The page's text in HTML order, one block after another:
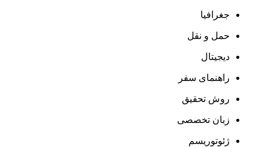
جغرافیا
حمل و نقل
دیجیتال
راهنمای سفر
روش تحقیق
زبان تخصصی
ژئوتوریسم